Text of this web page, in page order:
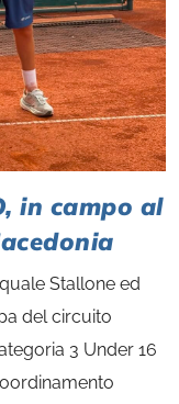
in campo al
Stallone ed
del circuito
3 Under 16